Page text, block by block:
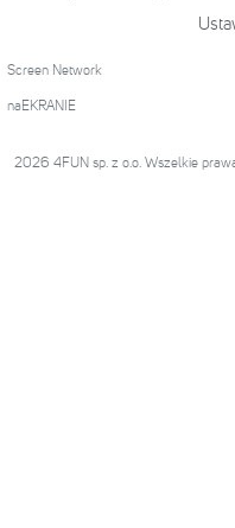
Screen Network
naEKRANIE
2026 4FUN sp. z o.o. Wszelkie